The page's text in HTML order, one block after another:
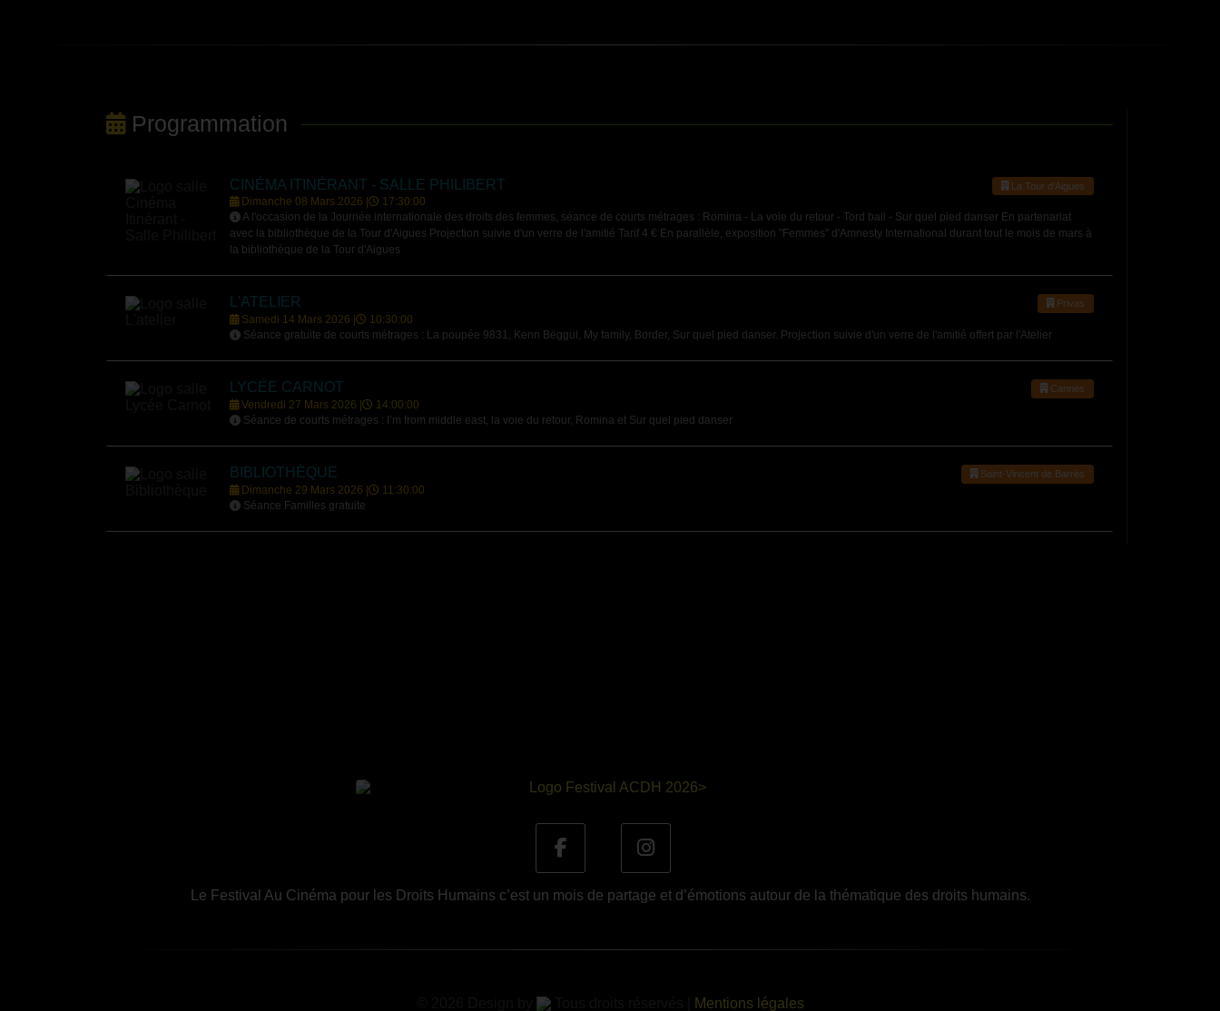
Programmation
CINÉMA ITINÉRANT - SALLE PHILIBERT La Tour d'Aigues
Dimanche 08 Mars 2026 |
17:30:00
A l'occasion de la Journée internationale des droits des femmes, séance de courts métrages : Romina - La voie du retour - Tord ball - Sur quel pied danser En partenariat
avec la bibliothèque de la Tour d'Aigues Projection suivie d'un verre de l'amitié Tarif 4 € En parallèle, exposition "Femmes" d'Amnesty International durant tout le mois de mars à
la bibliothèque de la Tour d'Aigues
L'ATELIER Privas
Samedi 14 Mars 2026 |
10:30:00
Séance gratuite de courts métrages : La poupée 9831, Kenn Bëggul, My family, Border, Sur quel pied danser. Projection suivie d'un verre de l'amitié offert par l'Atelier
LYCÉE CARNOT Cannes
Vendredi 27 Mars 2026 |
14:00:00
Séance de courts métrages : I’m from middle east, la voie du retour, Romina et Sur quel pied danser
BIBLIOTHÈQUE Saint-Vincent de Barrès
Dimanche 29 Mars 2026 |
11:30:00
Séance Familles gratuite
Le Festival Au Cinéma pour les Droits Humains c’est un mois de partage et d’émotions autour de la thématique des droits humains.
Tous droits réservés | Mentions légales